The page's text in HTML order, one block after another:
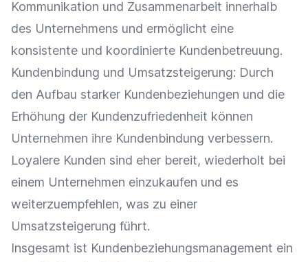
Kommunikation und Zusammenarbeit innerhalb
des Unternehmens und ermöglicht eine
konsistente und koordinierte Kundenbetreuung.
Kundenbindung und Umsatzsteigerung: Durch
den Aufbau starker Kundenbeziehungen und die
Erhöhung der Kundenzufriedenheit können
Unternehmen ihre Kundenbindung verbessern.
Loyalere Kunden sind eher bereit, wiederholt bei
einem Unternehmen einzukaufen und es
weiterzuempfehlen, was zu einer
Umsatzsteigerung führt.
Insgesamt ist Kundenbeziehungsmanagement ein